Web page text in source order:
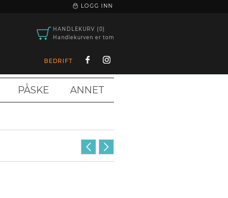
LOGG INN
HANDLEKURV (0)
Handlekurven er tom
BEDRIFT
PÅSKE ANNET